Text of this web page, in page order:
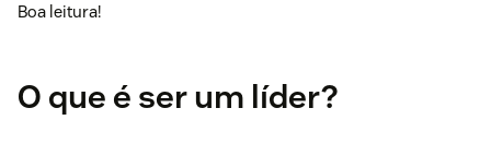
Boa leitura!
O que é ser um líder?